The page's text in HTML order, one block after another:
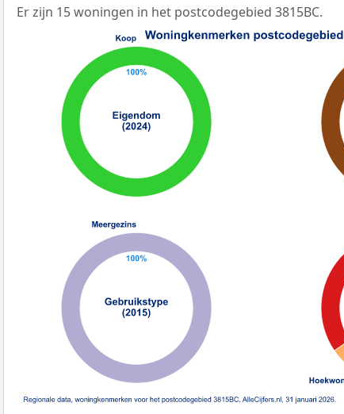
Er zijn 15 woningen in het postcodegebied 3815BC.